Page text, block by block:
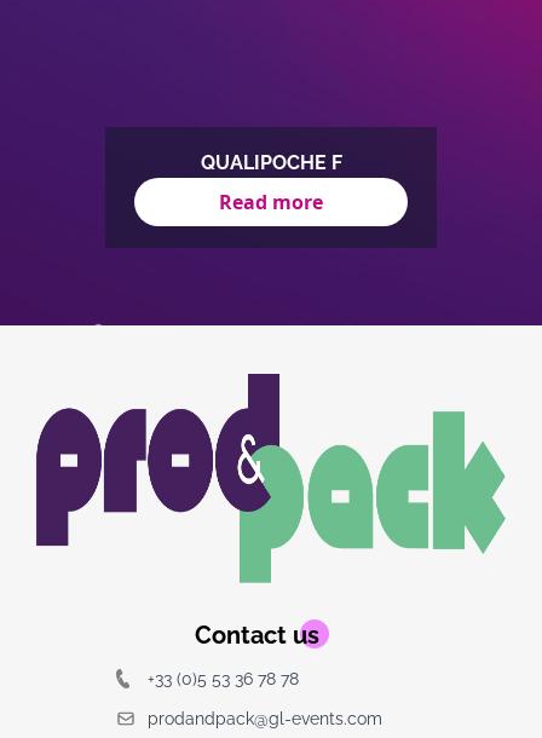
QUALIPOCHE F
Read more
of
du
logo
Contact us
+33 (0)5 53 36 78 78
prodandpack@gl-events.com